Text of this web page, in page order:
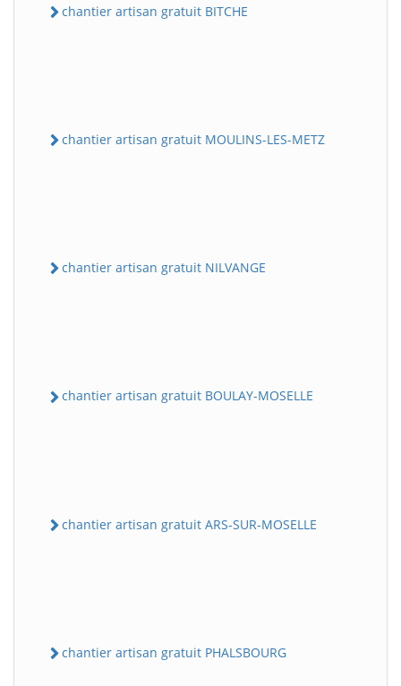
chantier artisan gratuit BITCHE
chantier artisan gratuit MOULINS-LES-METZ
chantier artisan gratuit NILVANGE
chantier artisan gratuit BOULAY-MOSELLE
chantier artisan gratuit ARS-SUR-MOSELLE
chantier artisan gratuit PHALSBOURG